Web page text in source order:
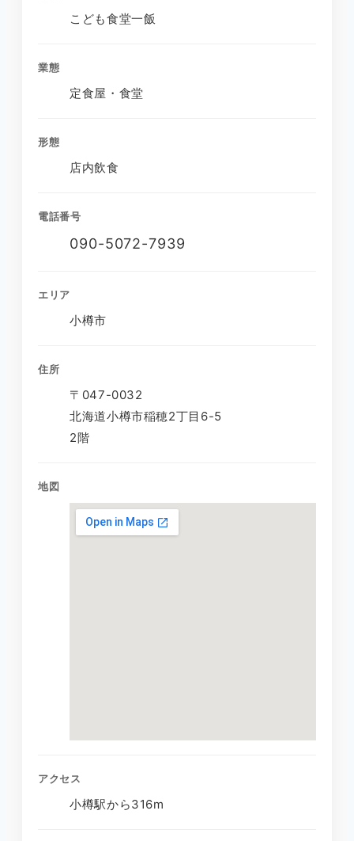
こども食堂一飯
業態
定食屋・食堂
形態
店内飲食
電話番号
090-5072-7939
エリア
小樽市
住所
〒047-0032
北海道小樽市稲穂2丁目6-5
2階
地図
アクセス
小樽駅から316m